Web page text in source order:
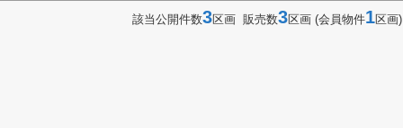
該当公開件数3区画 販売数3区画 (会員物件1区画)